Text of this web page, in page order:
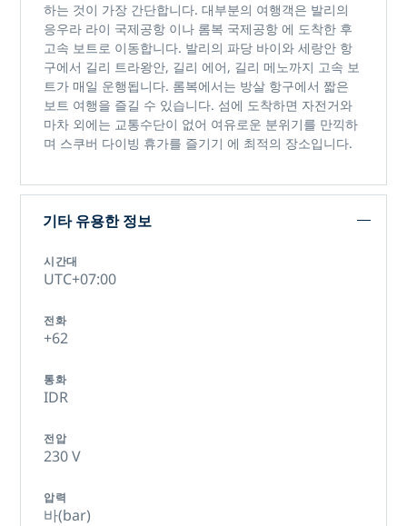
하는 것이 가장 간단합니다. 대부분의 여행객은 발리의
응우라 라이 국제공항 이나 롬복 국제공항 에 도착한 후
고속 보트로 이동합니다. 발리의 파당 바이와 세랑안 항
구에서 길리 트라왕안, 길리 에어, 길리 메노까지 고속 보
트가 매일 운행됩니다. 롬복에서는 방살 항구에서 짧은
보트 여행을 즐길 수 있습니다. 섬에 도착하면 자전거와
마차 외에는 교통수단이 없어 여유로운 분위기를 만끽하
며 스쿠버 다이빙 휴가를 즐기기 에 최적의 장소입니다.
기타 유용한 정보
시간대
UTC+07:00
전화
+62
통화
IDR
전압
230 V
압력
바(bar)